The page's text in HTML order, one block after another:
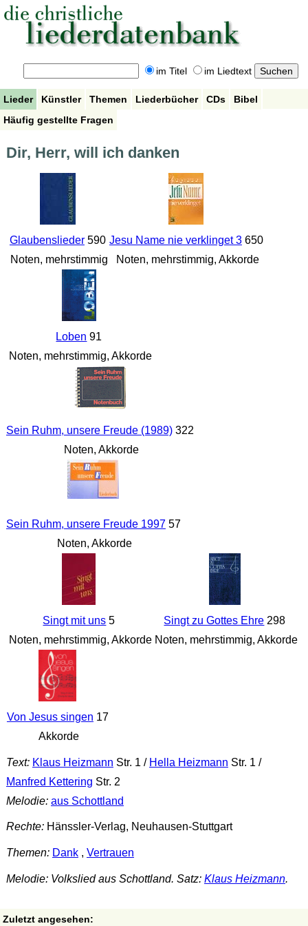
im Titel im Liedtext
Lieder Künstler Themen Liederbücher CDs
Bibel
Häufig gestellte Fragen
Dir, Herr, will ich danken
Glaubenslieder590
Noten, mehrstimmig
Jesu Name nie verklinget 3650
Noten, mehrstimmig, Akkorde
Loben 91
Noten, mehrstimmig, Akkorde
Sein Ruhm, unsere Freude (1989)322
Noten, Akkorde
Sein Ruhm, unsere Freude 199757
Noten, Akkorde
Singt mit uns 5
Noten, mehrstimmig, Akkorde
Singt zu Gottes Ehre 298
Noten, mehrstimmig, Akkorde
Von Jesus singen 17
Akkorde
Text: Klaus Heizmann Str. 1 / Hella Heizmann Str. 1 /
Manfred Kettering Str. 2
Melodie: aus Schottland
Rechte:Hänssler-Verlag, Neuhausen-Stuttgart
Themen: Dank, Vertrauen
Melodie: Volkslied aus Schottland. Satz: Klaus Heizmann.
Zuletzt angesehen: